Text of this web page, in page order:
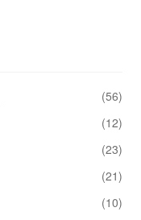
(56)
(12)
(23)
(21)
(10)